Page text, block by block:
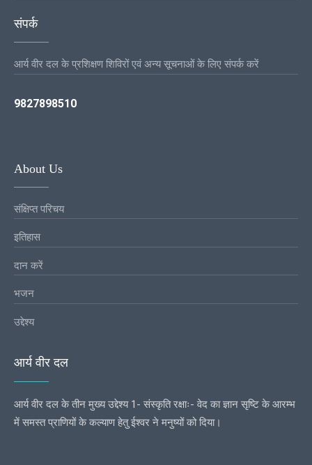
संपर्क
आर्य वीर दल के प्रशिक्षण शिविरों एवं अन्य सूचनाओं के लिए संपर्क करें
9827898510
About Us
संक्षिप्त परिचय
इतिहास
दान करें
भजन
उद्देश्य
आर्य वीर दल
आर्य वीर दल के तीन मुख्य उद्देश्य 1- संस्कृति रक्षाः- वेद का ज्ञान सृष्टि के आरम्भ
में समस्त प्राणियों के कल्याण हेतु ईश्वर ने मनुष्यों को दिया।